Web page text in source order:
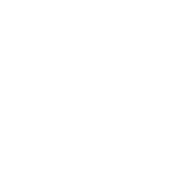
de Plástico
Crachá Vertical Transparente
Zebra
Etiqueta Zebra